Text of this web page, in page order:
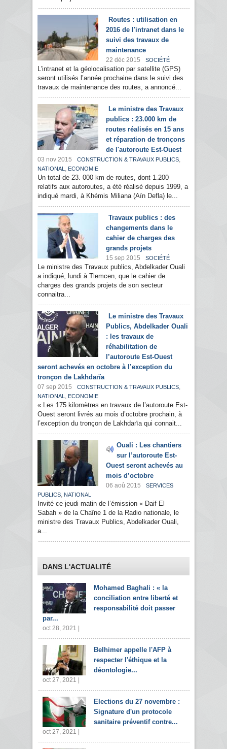
Routes : utilisation en
2016 de l'intranet dans le
suivi des travaux de
maintenance
22 déc 2015 SOCIÉTÉ
L'intranet et la géolocalisation par satellite (GPS)
seront utilisés l’année prochaine dans le suivi des
travaux de maintenance des routes, a annoncé...
Le ministre des Travaux
publics : 23.000 km de
routes réalisés en 15 ans
et réparation de tronçons
de l'autoroute Est-Ouest
03 nov 2015 CONSTRUCTION & TRAVAUX PUBLICS,
NATIONAL , ECONOMIE
Un total de 23. 000 km de routes, dont 1.200
relatifs aux autoroutes, a été réalisé depuis 1999, a
indiqué mardi, à Khémis Miliana (Aïn Defla) le...
Travaux publics : des
changements dans le
cahier de charges des
grands projets
15 sep 2015 SOCIÉTÉ
Le ministre des Travaux publics, Abdelkader Ouali
a indiqué, lundi à Tlemcen, que le cahier de
charges des grands projets de son secteur
connaitra...
Le ministre des Travaux
Publics, Abdelkader Ouali
: les travaux de
réhabilitation de
l’autoroute Est-Ouest
seront achevés en octobre à l’exception du
tronçon de Lakhdarïa
07 sep 2015 CONSTRUCTION & TRAVAUX PUBLICS,
NATIONAL , ECONOMIE
« Les 175 kilomètres en travaux de l’autoroute Est-
Ouest seront livrés au mois d’octobre prochain, à
l’exception du tronçon de Lakhdarïa qui connait...
Ouali : Les chantiers
sur l’autoroute Est-
Ouest seront achevés au
mois d’octobre
06 aoû 2015
SERVICES
PUBLICS, NATIONAL
Invité ce jeudi matin de l’émission « Daif El
Sabah » de la Chaîne 1 de la Radio nationale, le
ministre des Travaux Publics, Abdelkader Ouali,
a...
DANS L'ACTUALITÉ
Mohamed Baghali : « la
conciliation entre liberté et
responsabilité doit passer
par...
oct 28, 2021 |
Belhimer appelle l'AFP à
respecter l'éthique et la
déontologie...
oct 27, 2021 |
Elections du 27 novembre :
Signature d'un protocole
sanitaire préventif contre...
oct 27, 2021 |